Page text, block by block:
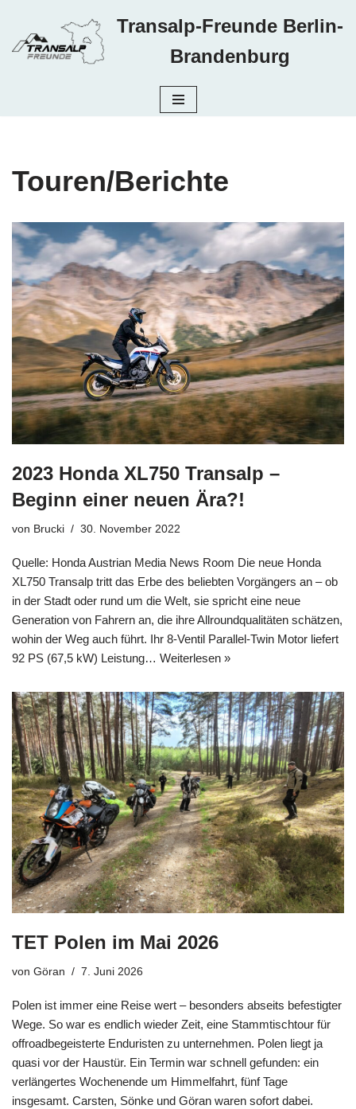
Zum
Inhalt
Transalp-Freunde Berlin-
Brandenburg
Touren/Berichte
2023 Honda XL750 Transalp –
Beginn einer neuen Ära?!
von Brucki 30. November 2022
Quelle: Honda Austrian Media News Room Die neue Honda
XL750 Transalp tritt das Erbe des beliebten Vorgängers an – ob
in der Stadt oder rund um die Welt, sie spricht eine neue
Generation von Fahrern an, die ihre Allroundqualitäten schätzen,
wohin der Weg auch führt. Ihr 8-Ventil Parallel-Twin Motor liefert
92 PS (67,5 kW) Leistung… Weiterlesen »
TET Polen im Mai 2026
von Göran 7. Juni 2026
Polen ist immer eine Reise wert – besonders abseits befestigter
Wege. So war es endlich wieder Zeit, eine Stammtischtour für
offroadbegeisterte Enduristen zu unternehmen. Polen liegt ja
quasi vor der Haustür. Ein Termin war schnell gefunden: ein
verlängertes Wochenende um Himmelfahrt, fünf Tage
insgesamt. Carsten, Sönke und Göran waren sofort dabei.